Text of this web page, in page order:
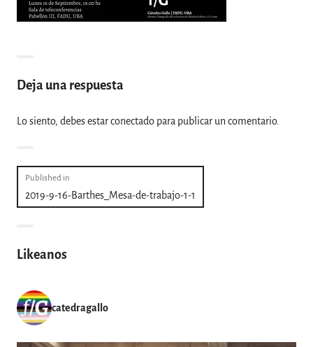
Deja una respuesta
Lo siento, debes estarconectado para publicar un comentario.
Navegación
de
Published in
2019-9-16-Barthes_Mesa-de-trabajo-1-1
Likeanos
catedragallo